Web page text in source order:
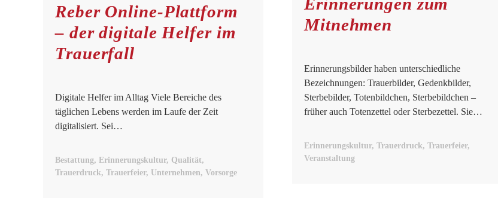
Reber Online-Plattform
– der digitale Helfer im
Trauerfall
Digitale Helfer im Alltag Viele Bereiche des
täglichen Lebens werden im Laufe der Zeit
digitalisiert. Sei…
Bestattung, Erinnerungskultur, Qualität,
Trauerdruck, Trauerfeier, Unternehmen, Vorsorge
Mitnehmen
Erinnerungsbilder haben unterschiedliche
Bezeichnungen: Trauerbilder, Gedenkbilder,
Sterbebilder, Totenbildchen, Sterbebildchen –
früher auch Totenzettel oder Sterbezettel. Sie…
Erinnerungskultur, Trauerdruck, Trauerfeier,
Veranstaltung